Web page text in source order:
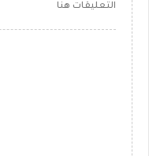
التعليقات هنا